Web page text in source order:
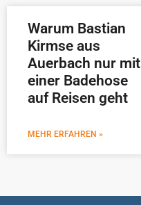
Warum Bastian
Kirmse aus
Auerbach nur mit
einer Badehose
auf Reisen geht
MEHR ERFAHREN »